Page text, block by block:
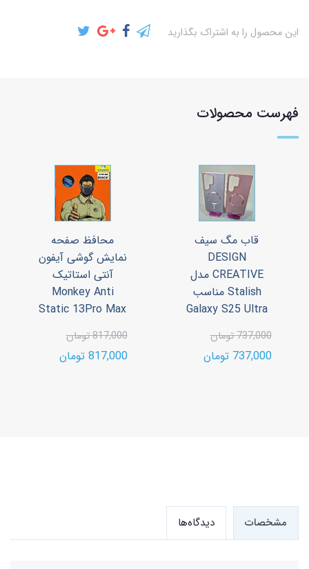
این محصول را به اشتراک بگذارید
فهرست محصولات
قاب مگ سیف
DESIGN
CREATIVE مدل
Stalish مناسب
Galaxy S25 Ultra
737,000 تومان
737,000 تومان
محافظ صفحه
نمایش گوشی آیفون
آنتی استاتیک
Monkey Anti
Static 13Pro Max
817,000 تومان
817,000 تومان
مشخصات دیدگاه‌ها